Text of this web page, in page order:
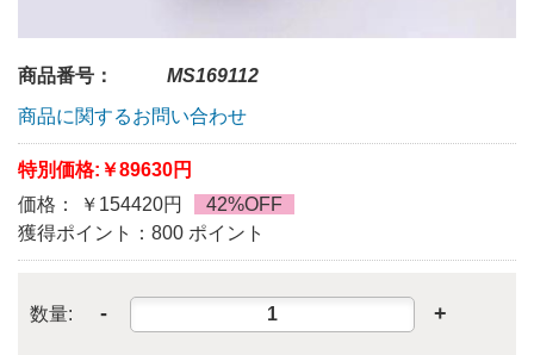
商品番号：
MS169112
商品に関するお問い合わせ
特別価格: ￥89630円
価格： ￥154420円
42%OFF
獲得ポイント：800 ポイント
数量: - +